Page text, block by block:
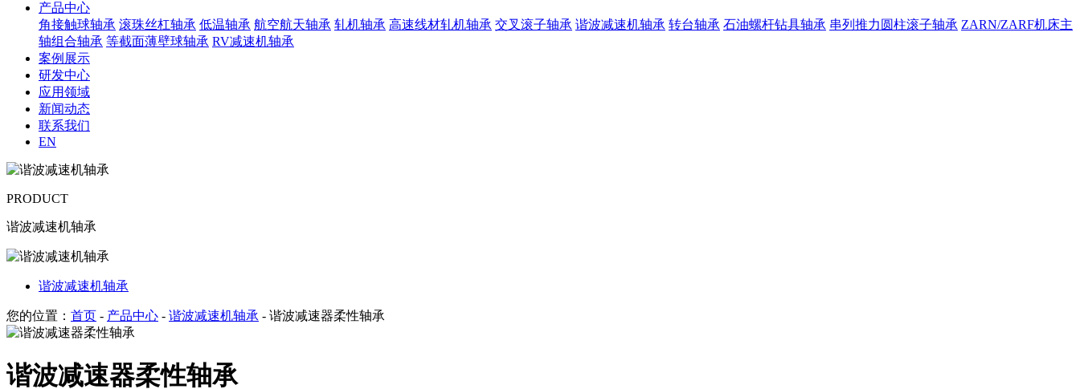
产品中心
角接触球轴承 滚珠丝杠轴承 低温轴承 航空航天轴承 轧机轴承 高速线材轧机轴承 交叉滚子轴承 谐波减速机轴承 转台轴承 石油螺杆钻具轴承 串列推力圆柱滚子轴承 ZARN/ZARF机床主
轴组合轴承 等截面薄壁球轴承 RV减速机轴承
案例展示
研发中心
应用领域
新闻动态
联系我们
EN
PRODUCT
谐波减速机轴承
谐波减速机轴承
您的位置： 首页 - 产品中心 - 谐波减速机轴承 - 谐波减速器柔性轴承
谐波减速器柔性轴承